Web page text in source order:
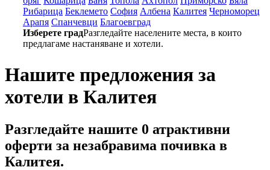
Рибарица Беклемето София Албена Калитея Черноморец
Арапя Спанчевци Благоевград
Изберете градРазгледайте населените места, в които
предлагаме настаняване и хотели.
Нашите предложения за
хотели в Калитея
Разгледайте нашите 0 атрактивни
оферти за незабравима почивка в
Калитея.